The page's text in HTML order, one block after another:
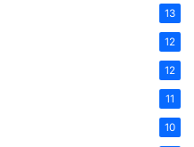
13
12
12
11
10